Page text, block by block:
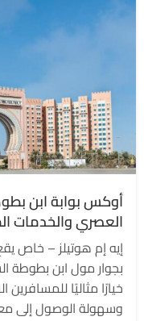
أوكس بوابة ابن
العصري والخدمات
إيه إم هوتيلز – خاص
بجوار مول ابن بطوطة
خيارًا مثاليًا
وسهولة الوصول إلى